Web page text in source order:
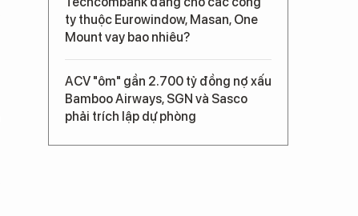
ty thuộc Eurowindow, Masan, One
Mount vay bao nhiêu?
ACV "ôm" gần 2.700 tỷ đồng nợ xấu
Bamboo Airways, SGN và Sasco
phải trích lập dự phòng